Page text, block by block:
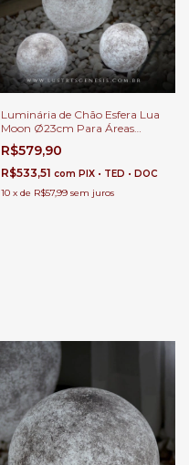
Luminária de Chão Esfera Lua
Moon Ø23cm Para Áreas
Internas e Externas.
R$579,90
R$533,51 com PIX • TED • DOC
10 x de R$57,99 sem juros